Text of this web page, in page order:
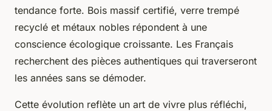
tendance forte. Bois massif certifié, verre trempé
recyclé et métaux nobles répondent à une
conscience écologique croissante. Les Français
recherchent des pièces authentiques qui traverseront
les années sans se démoder.
Cette évolution reflète un art de vivre plus réfléchi,